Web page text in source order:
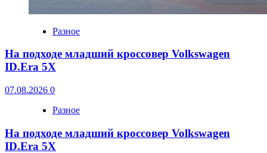
Разное
На подходе младший кроссовер Volkswagen
ID.Era 5X
07.08.2026 0
Разное
На подходе младший кроссовер Volkswagen
ID.Era 5X